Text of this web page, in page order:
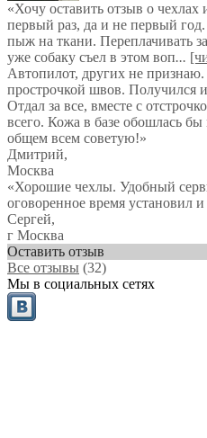
«Хочу оставить отзыв о
первый раз, да и не первый
пыж на ткани. Переплачивать
уже собаку съел в этом воп...
Автопилот, других не признаю.
прострочкой швов. Получился
Отдал за все, вместе с
всего. Кожа в базе обошлась
общем всем советую!»
Дмитрий,
Москва
«Хорошие чехлы. Удобный
оговоренное время установил
Сергей,
г Москва
Оставить отзыв
Все отзывы (32)
Мы в социальных сетях